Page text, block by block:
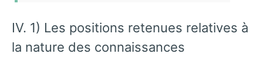
IV. 1) Les positions retenues relatives à
la nature des connaissances